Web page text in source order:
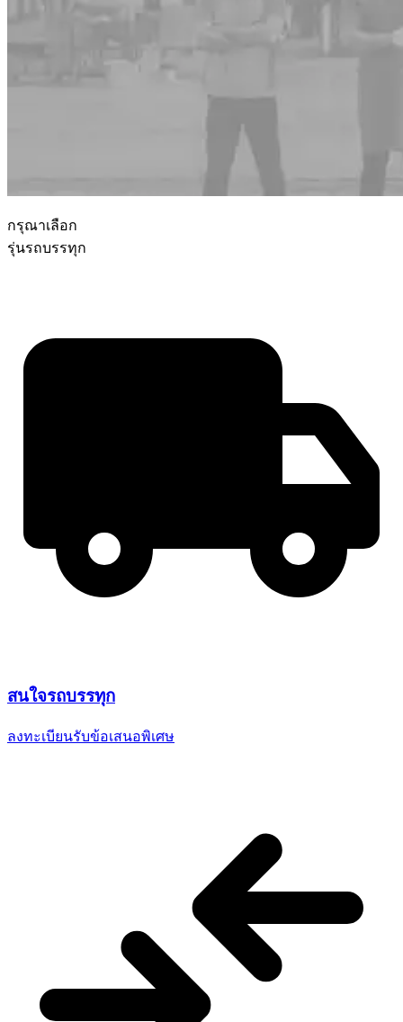
กรุณาเลือก
รุ่นรถบรรทุก
สนใจรถบรรทุก
ลงทะเบียนรับข้อเสนอพิเศษ